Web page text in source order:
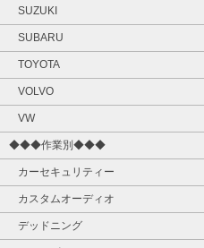
SUZUKI
SUBARU
TOYOTA
VOLVO
VW
◆◆◆作業別◆◆◆
カーセキュリティー
カスタムオーディオ
デッドニング